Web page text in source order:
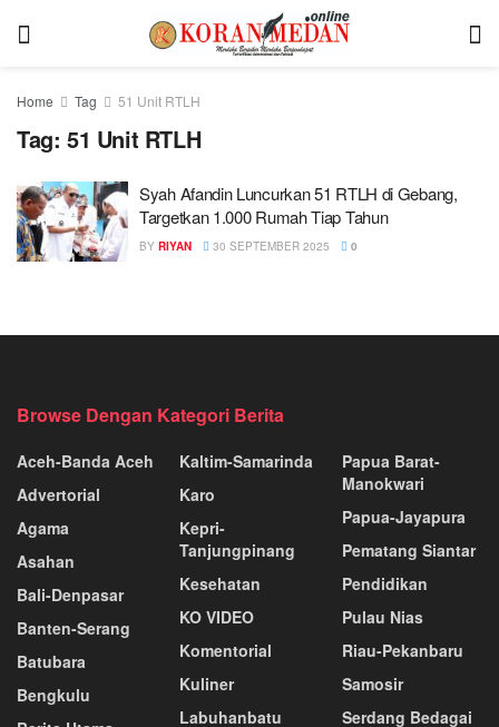
Home Tag 51 Unit RTLH
Tag: 51 Unit RTLH
Syah Afandin Luncurkan 51 RTLH di Gebang,
Targetkan 1.000 Rumah Tiap Tahun
BY RIYAN 30 SEPTEMBER 2025 0
Browse Dengan Kategori Berita
Aceh-Banda Aceh
Advertorial
Agama
Asahan
Bali-Denpasar
Banten-Serang
Batubara
Bengkulu
Kaltim-Samarinda
Karo
Kepri-
Tanjungpinang
Kesehatan
KO VIDEO
Komentorial
Kuliner
Labuhanbatu
Papua Barat-
Manokwari
Papua-Jayapura
Pematang Siantar
Pendidikan
Pulau Nias
Riau-Pekanbaru
Samosir
Serdang Bedagai